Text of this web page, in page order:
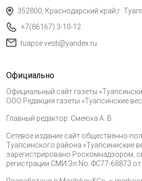
352800, Краснодарский край,г.
+7(86167) 3-10-12
tuapse.vesti@yandex.ru
Официально
Официальный сайт газеты
ООО Редакция газеты «Туапсинские
Главный редактор: Смеюха А. В.
Сетевое издание сайт общественно-
Туапсинского района «Туапсиниские
зарегистрировано Роскомнадзором,
регистрации СМИ Эл No. ФС77-68873